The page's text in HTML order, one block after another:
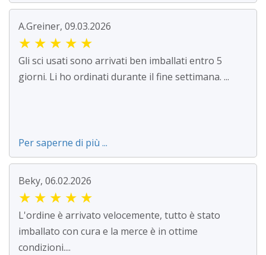
A.Greiner, 09.03.2026
★ ★ ★ ★ ★
Gli sci usati sono arrivati ben imballati entro 5
giorni. Li ho ordinati durante il fine settimana. ...
Per saperne di più ...
Beky, 06.02.2026
★ ★ ★ ★ ★
L'ordine è arrivato velocemente, tutto è stato
imballato con cura e la merce è in ottime
condizioni....